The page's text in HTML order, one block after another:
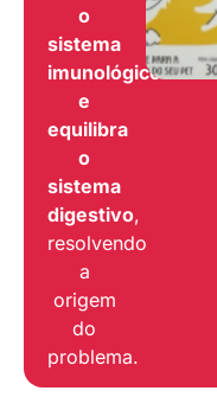
o
sistema
imunológico
e
equilibra
o
sistema
digestivo,
resolvendo
a
origem
do
problema.